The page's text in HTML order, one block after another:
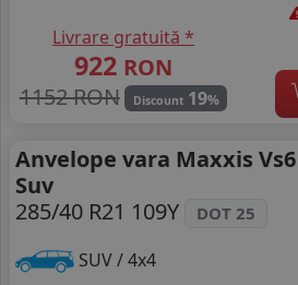
Livrare gratuită *
922 RON
1152 RON
Discount 19%
Anvelope vara Maxxis Vs6
Suv
285/40 R21 109Y
DOT 25
SUV / 4x4